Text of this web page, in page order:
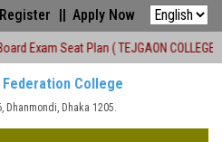
Register Apply Now
Plan ( TEJGAON COLLEGE)
College
Dhanmondi, Dhaka 1205.